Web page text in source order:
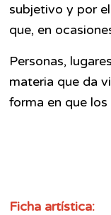
subjetivo y por
que, en
Personas,
materia que da
forma en que
Ficha artística: